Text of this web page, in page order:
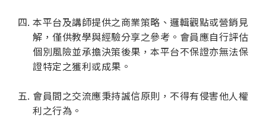
本平台及講師提供之商業策略、邏輯觀點或營銷見
解，僅供教學與經驗分享之參考。會員應自行評估
個別風險並承擔決策後果，本平台不保證亦無法保
證特定之獲利或成果。
會員間之交流應秉持誠信原則，不得有侵害他人權
利之行為。